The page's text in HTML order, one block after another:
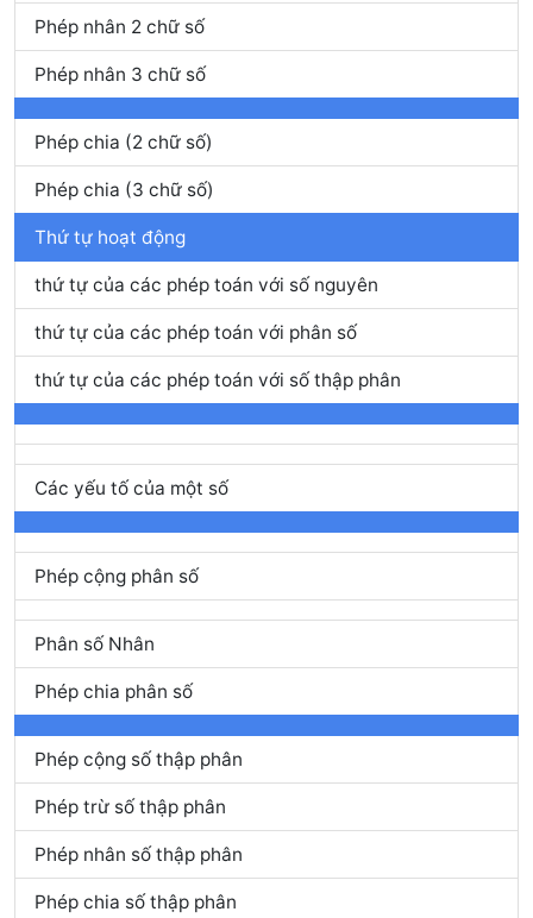
Phép nhân 2 chữ số
Phép nhân 3 chữ số
Phép chia (2 chữ số)
Phép chia (3 chữ số)
Thứ tự hoạt động
thứ tự của các phép toán với số nguyên
thứ tự của các phép toán với phân số
thứ tự của các phép toán với số thập phân
Các yếu tố của một số
Phép cộng phân số
Phân số Nhân
Phép chia phân số
Phép cộng số thập phân
Phép trừ số thập phân
Phép nhân số thập phân
Phép chia số thập phân